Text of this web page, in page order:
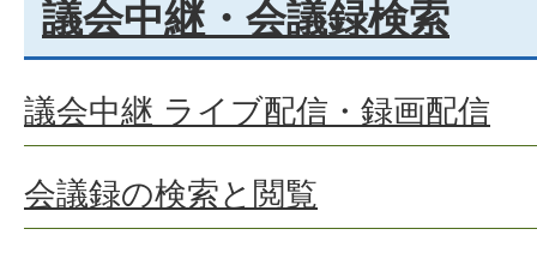
議会中継・会議録検索
議会中継 ライブ配信・録画配信
会議録の検索と閲覧